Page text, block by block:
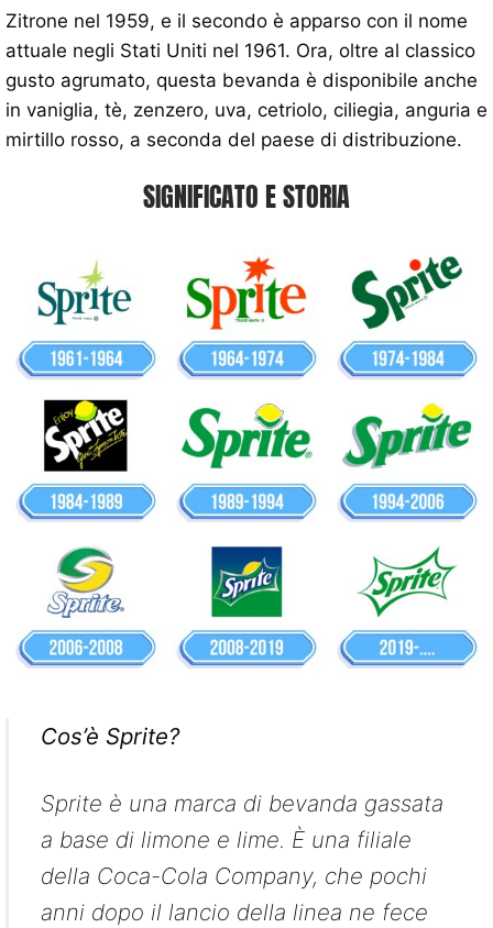
Zitrone nel 1959, e il secondo è apparso con il nome
attuale negli Stati Uniti nel 1961. Ora, oltre al classico
gusto agrumato, questa bevanda è disponibile anche
in vaniglia, tè, zenzero, uva, cetriolo, ciliegia, anguria e
mirtillo rosso, a seconda del paese di distribuzione.
SIGNIFICATO E STORIA
Cos’è Sprite?
Sprite è una marca di bevanda gassata
a base di limone e lime. È una filiale
della Coca-Cola Company, che pochi
anni dopo il lancio della linea ne fece